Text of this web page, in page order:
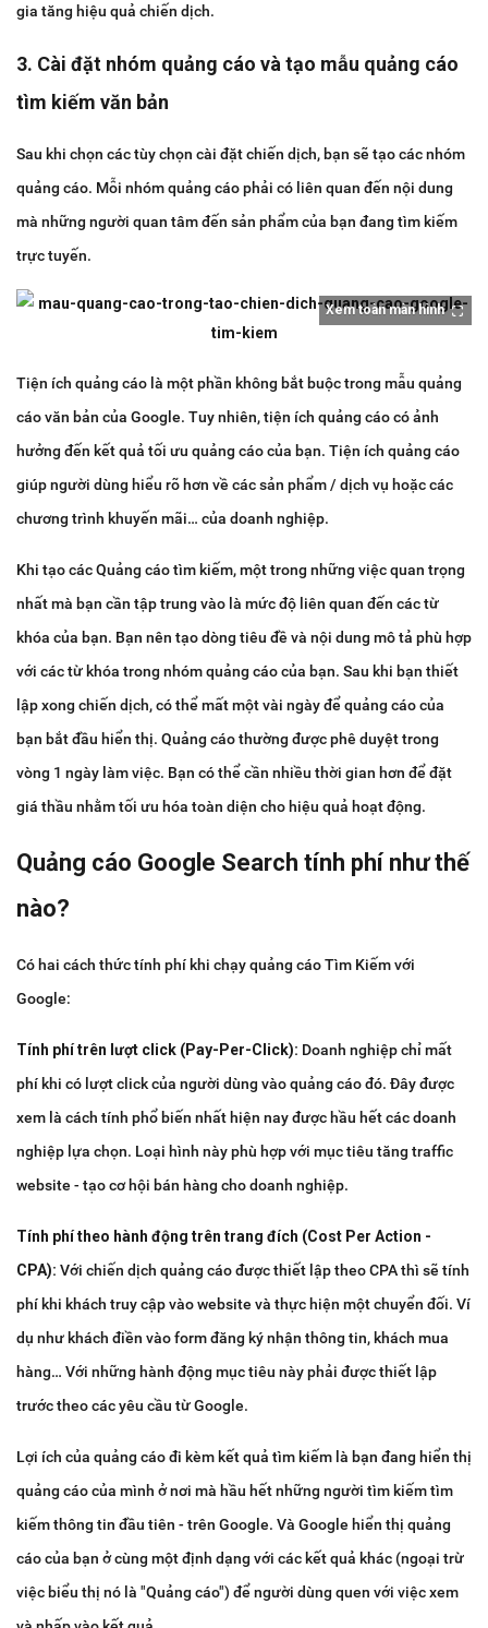
gia tăng hiệu quả chiến dịch.
3. Cài đặt nhóm quảng cáo và tạo mẫu quảng cáo
tìm kiếm văn bản
Sau khi chọn các tùy chọn cài đặt chiến dịch, bạn sẽ tạo các nhóm
quảng cáo. Mỗi nhóm quảng cáo phải có liên quan đến nội dung
mà những người quan tâm đến sản phẩm của bạn đang tìm kiếm
trực tuyến.
Xem toàn màn hình
Tiện ích quảng cáo là một phần không bắt buộc trong mẫu quảng
cáo văn bản của Google. Tuy nhiên, tiện ích quảng cáo có ảnh
hưởng đến kết quả tối ưu quảng cáo của bạn. Tiện ích quảng cáo
giúp người dùng hiểu rõ hơn về các sản phẩm / dịch vụ hoặc các
chương trình khuyến mãi… của doanh nghiệp.
Khi tạo các Quảng cáo tìm kiếm, một trong những việc quan trọng
nhất mà bạn cần tập trung vào là mức độ liên quan đến các từ
khóa của bạn. Bạn nên tạo dòng tiêu đề và nội dung mô tả phù hợp
với các từ khóa trong nhóm quảng cáo của bạn. Sau khi bạn thiết
lập xong chiến dịch, có thể mất một vài ngày để quảng cáo của
bạn bắt đầu hiển thị. Quảng cáo thường được phê duyệt trong
vòng 1 ngày làm việc. Bạn có thể cần nhiều thời gian hơn để đặt
giá thầu nhằm tối ưu hóa toàn diện cho hiệu quả hoạt động.
Quảng cáo Google Search tính phí như thế
nào?
Có hai cách thức tính phí khi chạy quảng cáo Tìm Kiếm với
Google:
Tính phí trên lượt click (Pay-Per-Click): Doanh nghiệp chỉ mất
phí khi có lượt click của người dùng vào quảng cáo đó. Đây được
xem là cách tính phổ biến nhất hiện nay được hầu hết các doanh
nghiệp lựa chọn. Loại hình này phù hợp với mục tiêu tăng traffic
website - tạo cơ hội bán hàng cho doanh nghiệp.
Tính phí theo hành động trên trang đích (Cost Per Action -
CPA): Với chiến dịch quảng cáo được thiết lập theo CPA thì sẽ tính
phí khi khách truy cập vào website và thực hiện một chuyển đối. Ví
dụ như khách điền vào form đăng ký nhận thông tin, khách mua
hàng… Với những hành động mục tiêu này phải được thiết lập
trước theo các yêu cầu từ Google.
Lợi ích của quảng cáo đi kèm kết quả tìm kiếm là bạn đang hiển thị
quảng cáo của mình ở nơi mà hầu hết những người tìm kiếm tìm
kiếm thông tin đầu tiên - trên Google. Và Google hiển thị quảng
cáo của bạn ở cùng một định dạng với các kết quả khác (ngoại trừ
việc biểu thị nó là "Quảng cáo") để người dùng quen với việc xem